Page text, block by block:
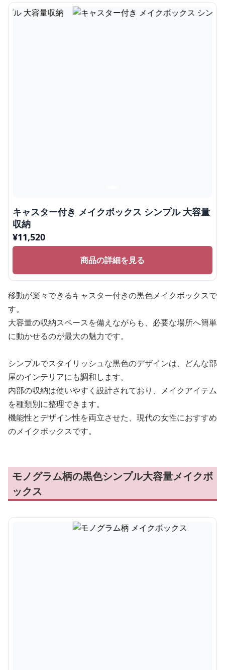
キャスター付き メイクボックス シンプル 大容量
収納
¥11,520
商品の詳細を見る
移動が楽々できるキャスター付きの黒色メイクボックスで
す。
大容量の収納スペースを備えながらも、必要な場所へ簡単
に動かせるのが最大の魅力です。
シンプルでスタイリッシュな黒色のデザインは、どんな部
屋のインテリアにも調和します。
内部の収納は使いやすく設計されており、メイクアイテム
を種類別に整理できます。
機能性とデザイン性を両立させた、現代の女性におすすめ
のメイクボックスです。
モノグラム柄の黒色シンプル大容量メイクボ
ックス